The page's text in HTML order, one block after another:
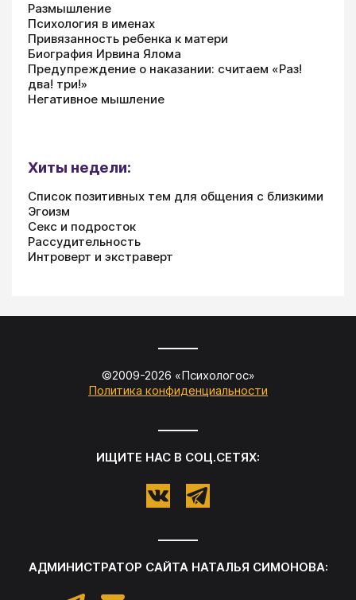
Размышление
Психология в именах
Привязанность ребенка к матери
Биография Ирвина Ялома
Предупреждение о наказании: считаем «Раз!
два! три!»
Негативное мышление
Хиты недели:
Список позитивных тем для общения с близкими
Эгоизм
Секс и подросток
Рассудительность
Интроверт и экстраверт
©2009-2026 «Психологос»
Политика конфиденциальности
ИЩИТЕ НАС В СОЦ.СЕТЯХ:
АДМИНИСТРАТОР САЙТА НАТАЛЬЯ СИМОНОВА: